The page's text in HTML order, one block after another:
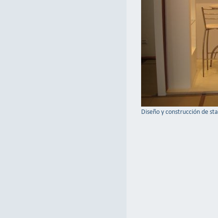
Diseño y construcción de